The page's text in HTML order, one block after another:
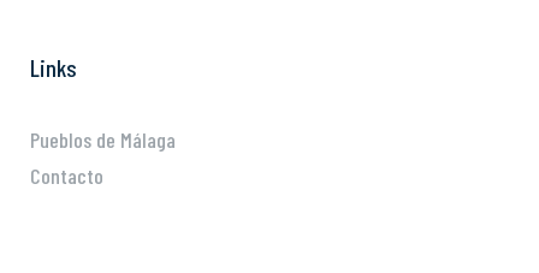
Links
Pueblos de Málaga
Contacto